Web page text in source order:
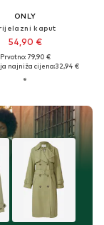
ONLY
kaput
54,90 €
Prvotno: 79,90 €
najniža cijena:32,94 €